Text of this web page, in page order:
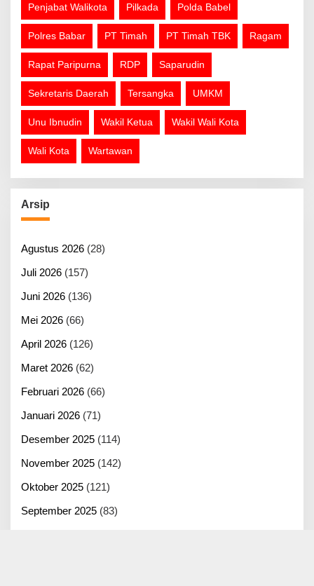
Penjabat Walikota Pilkada Polda Babel
Polres Babar PT Timah PT Timah TBK Ragam
Rapat Paripurna RDP Saparudin
Sekretaris Daerah Tersangka UMKM
Unu Ibnudin Wakil Ketua Wakil Wali Kota
Wali Kota Wartawan
Arsip
Agustus 2026 (28)
Juli 2026 (157)
Juni 2026 (136)
Mei 2026 (66)
April 2026 (126)
Maret 2026 (62)
Februari 2026 (66)
Januari 2026 (71)
Desember 2025 (114)
November 2025 (142)
Oktober 2025 (121)
September 2025 (83)